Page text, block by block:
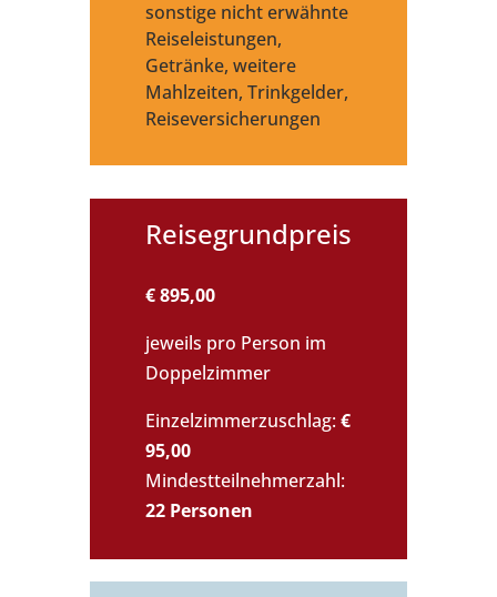
sonstige nicht erwähnte
Reiseleistungen,
Getränke, weitere
Mahlzeiten, Trinkgelder,
Reiseversicherungen
Reisegrundpreis
€ 895,00
jeweils pro Person im
Doppelzimmer
Einzelzimmerzuschlag:€
95,00
Mindestteilnehmerzahl:
22 Personen